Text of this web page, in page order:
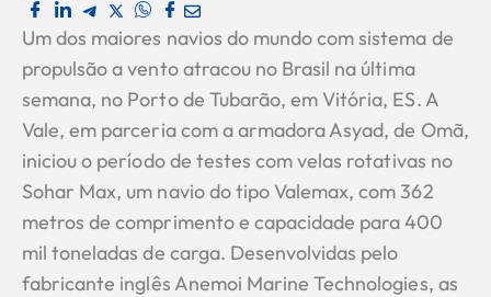
Um dos maiores navios do mundo com sistema de
propulsão a vento atracou no Brasil na última
semana, no Porto de Tubarão, em Vitória, ES. A
Vale, em parceria com a armadora Asyad, de Omã,
iniciou o período de testes com velas rotativas no
Sohar Max, um navio do tipo Valemax, com 362
metros de comprimento e capacidade para 400
mil toneladas de carga. Desenvolvidas pelo
fabricante inglês Anemoi Marine Technologies, as